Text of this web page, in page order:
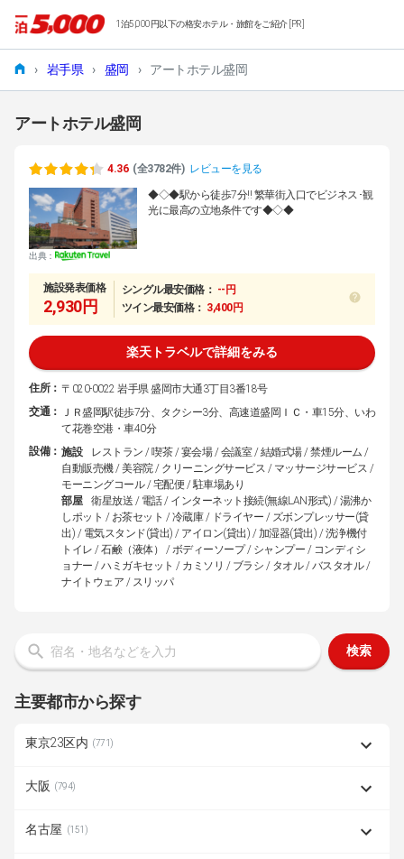
1泊5,000円以下の格安ホテル・旅館をご紹介 [PR]
› 岩手県 › 盛岡 › アートホテル盛岡
アートホテル盛岡
4.36 (全3782件) レビューを見る
出典：
◆◇◆駅から徒歩7分!! 繁華街入口でビジネス･観
光に最高の立地条件です◆◇◆
施設発表価格
2,930円
シングル最安価格： --円
ツイン最安価格： 3,400円
楽天トラベルで詳細をみる
住所： 〒020-0022 岩手県 盛岡市大通3丁目3番18号
交通：
ＪＲ盛岡駅徒歩7分、タクシー3分、高速道盛岡ＩＣ・車15分、いわ
て花巻空港・車40分
設備： 施設
レストラン / 喫茶 / 宴会場 / 会議室 / 結婚式場 / 禁煙ルーム /
自動販売機 / 美容院 / クリーニングサービス / マッサージサービス /
モーニングコール / 宅配便 / 駐車場あり
部屋
衛星放送 / 電話 / インターネット接続(無線LAN形式) / 湯沸か
しポット / お茶セット / 冷蔵庫 / ドライヤー / ズボンプレッサー(貸
出) / 電気スタンド(貸出) / アイロン(貸出) / 加湿器(貸出) / 洗浄機付
トイレ / 石鹸（液体） / ボディーソープ / シャンプー / コンディシ
ョナー / ハミガキセット / カミソリ / ブラシ / タオル / バスタオル /
ナイトウェア / スリッパ
検索
主要都市から探す
東京23区内 (771)
大阪 (794)
名古屋 (151)